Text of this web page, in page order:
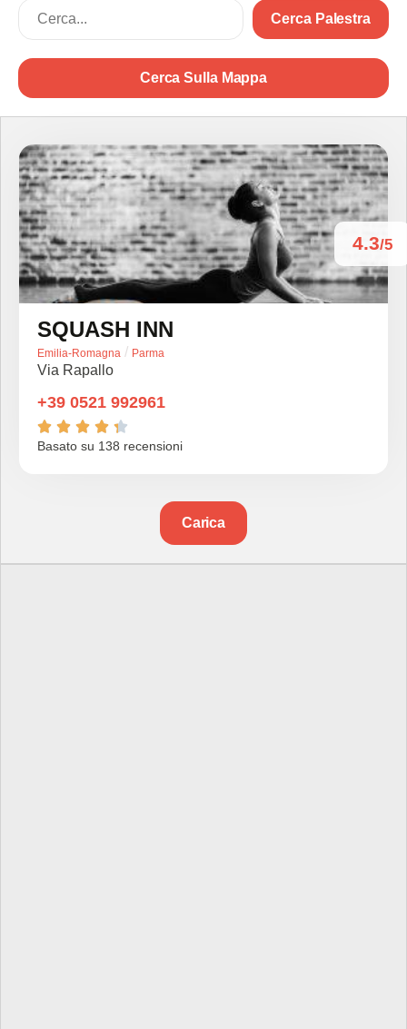
Cerca Palestra
Cerca Sulla Mappa
4.3/5
SQUASH INN
Emilia-Romagna / Parma
Via Rapallo
+39 0521 992961
    
Basato su 138 recensioni
Carica